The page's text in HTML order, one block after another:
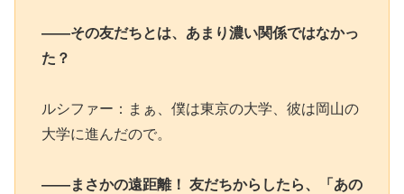
――その友だちとは、あまり濃い関係ではなかっ
た？
ルシファー：まぁ、僕は東京の大学、彼は岡山の
大学に進んだので。
――まさかの遠距離！ 友だちからしたら、「あの